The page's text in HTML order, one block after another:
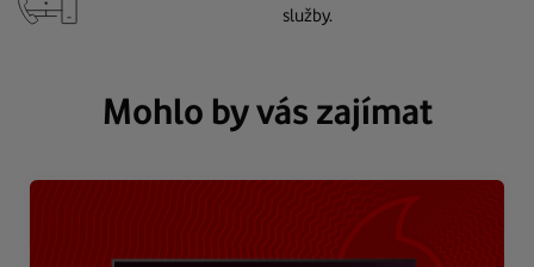
služby.
Mohlo by vás zajímat